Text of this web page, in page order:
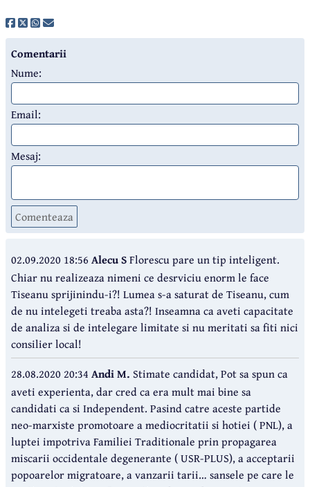
Comentarii
Nume:
Email:
Mesaj:
Comenteaza
02.09.2020 18:56 Alecu SFlorescu pare un tip inteligent.
Chiar nu realizeaza nimeni ce desrviciu enorm le face
Tiseanu sprijinindu-i?! Lumea s-a saturat de Tiseanu, cum
de nu intelegeti treaba asta?! Inseamna ca aveti capacitate
de analiza si de intelegare limitate si nu meritati sa fiti nici
consilier local!
28.08.2020 20:34 Andi M. Stimate candidat, Pot sa spun ca
aveti experienta, dar cred ca era mult mai bine sa
candidati ca si Independent. Pasind catre aceste partide
neo-marxiste promotoare a mediocritatii si hotiei ( PNL), a
luptei impotriva Familiei Traditionale prin propagarea
miscarii occidentale degenerante ( USR-PLUS), a acceptarii
popoarelor migratoare, a vanzarii tarii… sansele pe care le